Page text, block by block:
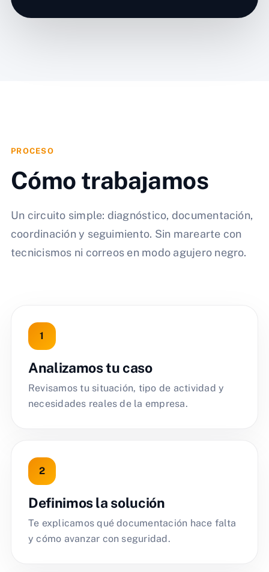
PROCESO
Cómo trabajamos
Un circuito simple: diagnóstico, documentación,
coordinación y seguimiento. Sin marearte con
tecnicismos ni correos en modo agujero negro.
Analizamos tu caso
Revisamos tu situación, tipo de actividad y
necesidades reales de la empresa.
Definimos la solución
Te explicamos qué documentación hace falta
y cómo avanzar con seguridad.